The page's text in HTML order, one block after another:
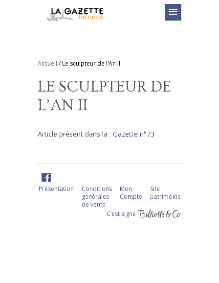
menu
Accueil /Le sculpteur de l’An II
LE SCULPTEUR DE
L’AN II
Article présent dans la : Gazette n°73
Présentation
Conditions
générales
de vente
Mon
Compte
Site
patrimoine
C‘est signé